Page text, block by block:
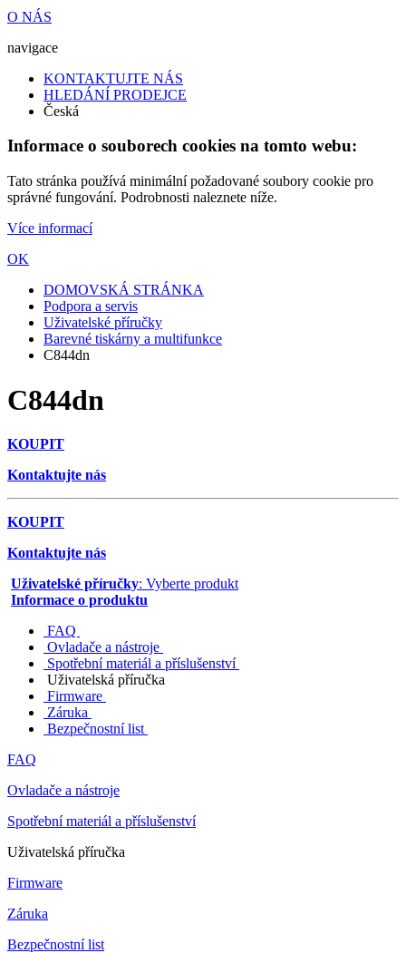
O NÁS
navigace
KONTAKTUJTE NÁS
HLEDÁNÍ PRODEJCE
Česká
Informace o souborech cookies na tomto webu:
Tato stránka používá minimální požadované soubory cookie pro
správné fungování. Podrobnosti naleznete níže.
Více informací
OK
DOMOVSKÁ STRÁNKA
Podpora a servis
Uživatelské příručky
Barevné tiskárny a multifunkce
C844dn
C844dn
KOUPIT
Kontaktujte nás
KOUPIT
Kontaktujte nás
Uživatelské příručky: Vyberte produkt
Informace o produktu
FAQ
Ovladače a nástroje
Spotřební materiál a příslušenství
Uživatelská příručka
Firmware
Záruka
Bezpečnostní list
FAQ
Ovladače a nástroje
Spotřební materiál a příslušenství
Uživatelská příručka
Firmware
Záruka
Bezpečnostní list